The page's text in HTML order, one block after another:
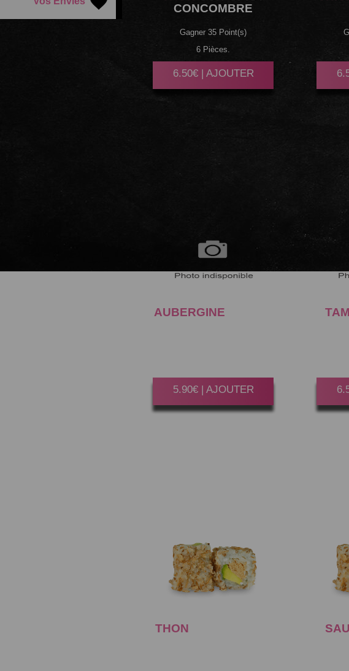
CONCOMBRE
Gagner 35 Point(s)
6 Pièces.
6.50€ | AJOUTER
AUBERGINE
5.90€ | AJOUTER
THON